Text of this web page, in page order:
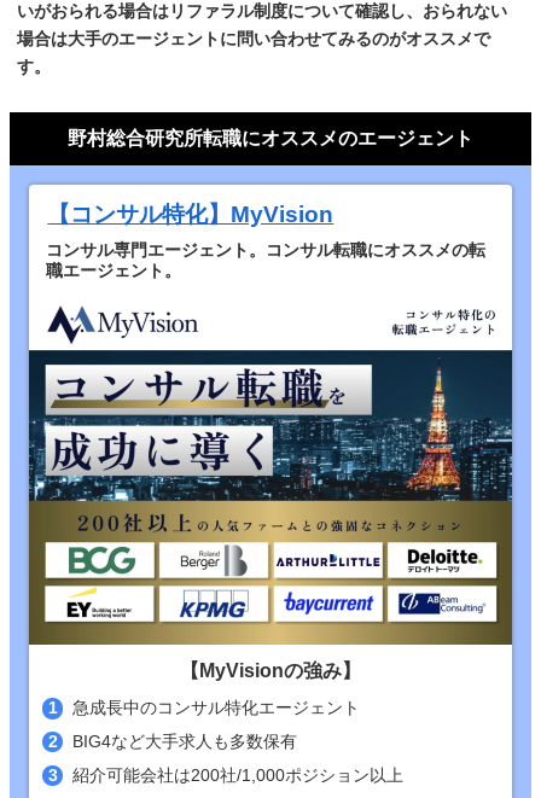
いがおられる場合はリファラル制度について確認し、おられない
場合は大手のエージェントに問い合わせてみるのがオススメで
す。
野村総合研究所転職にオススメのエージェント
【コンサル特化】MyVision
コンサル専門エージェント。コンサル転職にオススメの転
職エージェント。
【MyVisionの強み】
急成長中のコンサル特化エージェント
BIG4など大手求人も多数保有
紹介可能会社は200社/1,000ポジション以上